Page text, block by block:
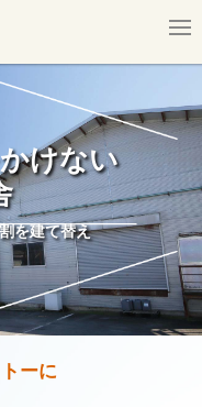
けない
を建て替え
ーに